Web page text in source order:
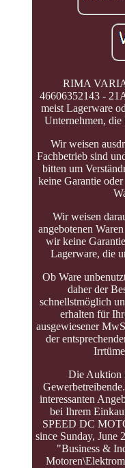
RIMA
46606352143 -
meist Lagerware
Unternehmen,
Wir weisen
Fachbetrieb sind
bitten um
keine Garantie
Wir weisen
angebotenen
wir keine
Lagerware, die
Ob Ware
daher der
schnellstmöglich
erhalten für
ausgewiesener
der
Die Auktion
interessanten
bei Ihrem
SPEED DC
since Sunday, June
"Business &